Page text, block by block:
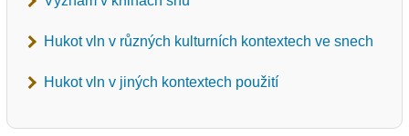
Hukot vln v různých kulturních kontextech ve snech
Hukot vln v jiných kontextech použití